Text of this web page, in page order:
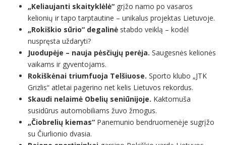
„Keliaujanti skaityklėlė“ grįžo namo po vasaros
kelionių ir tapo tarptautine – unikalus projektas Lietuvoje.
„Rokiškio sūrio“ degalinė stabdo veiklą – kodėl
nuspręsta uždaryti?
Juodupėje – nauja pėsčiųjų perėja. Saugesnės kelionės
vaikams ir gyventojams.
Rokiškėnai triumfuoja Telšiuose. Sporto klubo „JTK
Grizlis“ atletai pagerino net kelis Lietuvos rekordus.
Skaudi nelaimė Obelių seniūnijoje. Kaktomuša
susidūrus automobiliams žuvo žmogus.
„Čiobrelių kiemas“ Panemunio bendruomenėje sugrįžo
su Čiurlionio dvasia.